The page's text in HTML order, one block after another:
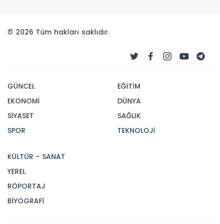
© 2026 Tüm hakları saklıdır.
GÜNCEL
EKONOMİ
SİYASET
SPOR
EĞİTİM
DÜNYA
SAĞLIK
TEKNOLOJİ
KÜLTÜR - SANAT
YEREL
RÖPORTAJ
BİYOGRAFİ